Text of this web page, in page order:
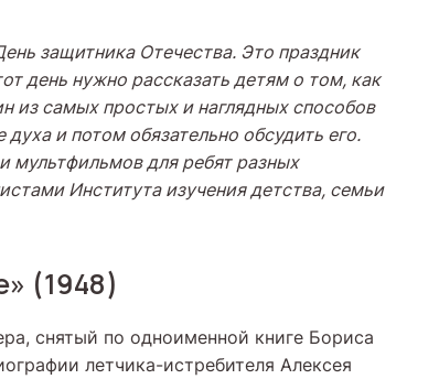
защитника Отечества. Это праздник
день нужно рассказать детям о том, как
из самых простых и наглядных способов
и потом обязательно обсудить его.
для ребят разных
Института изучения детства, семьи
(1948)
снятый по одноименной книге Бориса
летчика-истребителя Алексея